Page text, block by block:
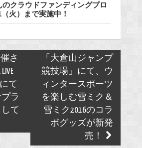
クラウドファンディングプロ
火）まで実施中！
さ
て
ラ
て
「大倉山ジャンプ
競技場」にて、ウ
ィンタースポーツ
を楽しむ雪ミク＆
雪ミク2016のコラ
ボグッズが新発
売！